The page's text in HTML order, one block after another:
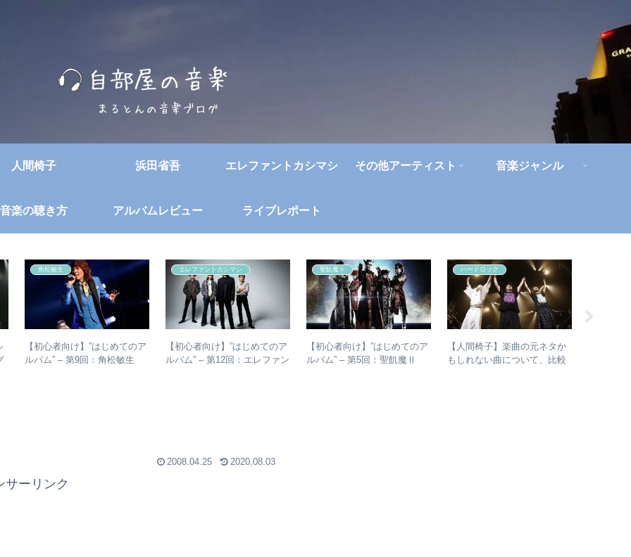
人間椅子 浜田省吾 エレファントカシマシ その他アーティスト 音楽ジャンル
音楽の聴き方 アルバムレビュー ライブレポート
角松敏生
【初心者向け】”はじめてのア
ルバム” – 第9回：角松敏生
エレファントカシマシ
【初心者向け】”はじめてのア
ルバム” – 第12回：エレファン
聖飢魔Ⅱ
【初心者向け】”はじめてのア
ルバム” – 第5回：聖飢魔Ⅱ
ハードロック
【人間椅子】楽曲の元ネタか
もしれない曲について、比較
2008.04.25 2020.08.03
サーリンク